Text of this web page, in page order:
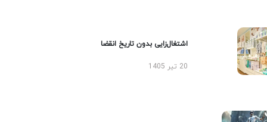
اشتغال‌زایی بدون تاریخ انقضا
20 تیر 1405